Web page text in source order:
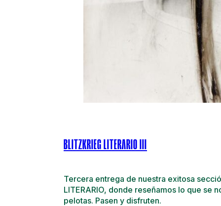
BLITZKRIEG LITERARIO III
Tercera entrega de nuestra exitosa
LITERARIO, donde reseñamos lo que se
pelotas. Pasen y disfruten.